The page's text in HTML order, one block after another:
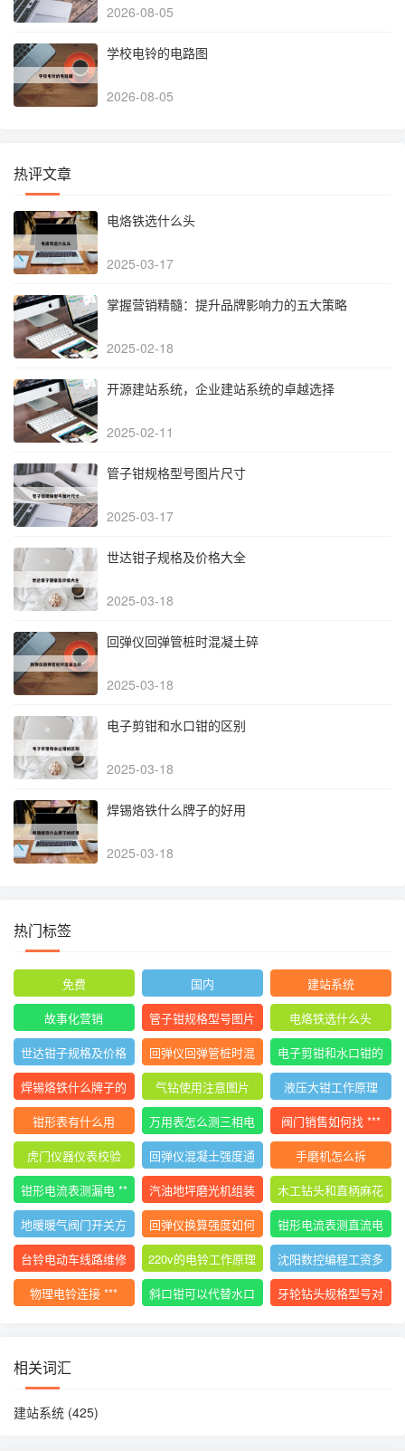
2026-08-05
学校电铃的电路图
2026-08-05
热评文章
电烙铁选什么头
2025-03-17
掌握营销精髓：提升品牌影响力的五大策略
2025-02-18
开源建站系统，企业建站系统的卓越选择
2025-02-11
管子钳规格型号图片尺寸
2025-03-17
世达钳子规格及价格大全
2025-03-18
回弹仪回弹管桩时混凝土碎
2025-03-18
电子剪钳和水口钳的区别
2025-03-18
焊锡烙铁什么牌子的好用
2025-03-18
热门标签
免费 国内
建站系统
故事化营销
管子钳规格型号图片
尺寸
电烙铁选什么头
世达钳子规格及价格
大全
回弹仪回弹管桩时混
凝土碎
电子剪钳和水口钳的
区别
焊锡烙铁什么牌子的
好用
气钻使用注意图片
液压大钳工作原理
钳形表有什么用
万用表怎么测三相电
压平衡
阀门销售如何找 ***
虎门仪器仪表校验
回弹仪混凝土强度通
用计算公式
手磨机怎么拆
钳形电流表测漏电 **
*
汽油地坪磨光机组装
使用视频
木工钻头和直柄麻花
钻
地暖暖气阀门开关方
向图解视频
回弹仪换算强度如何
计算
钳形电流表测直流电
流的 ***
台铃电动车线路维修
技巧
220v的电铃工作原理
沈阳数控编程工资多
少
物理电铃连接 ***
斜口钳可以代替水口
牙轮钻头规格型号对
相关词汇
建站系统 (425)